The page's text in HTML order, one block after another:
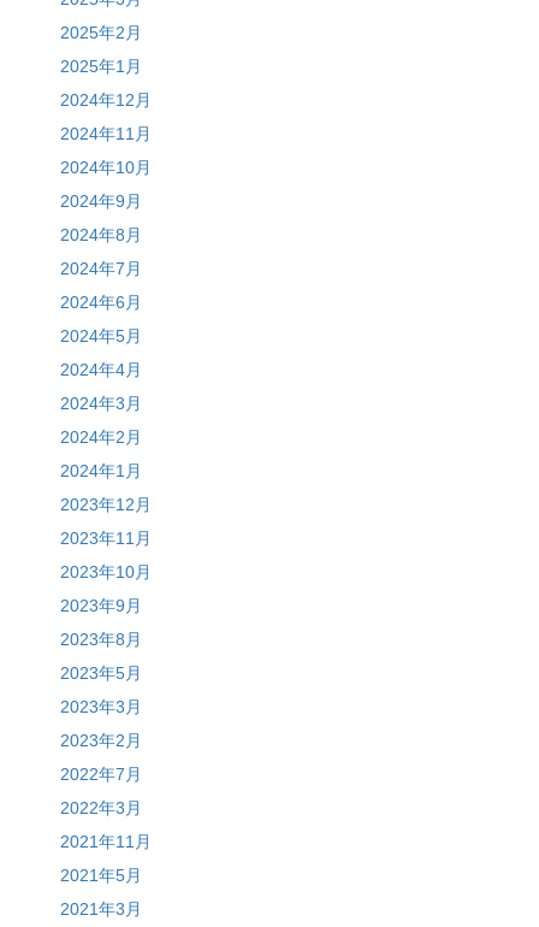
2025年2月
2025年1月
2024年12月
2024年11月
2024年10月
2024年9月
2024年8月
2024年7月
2024年6月
2024年5月
2024年4月
2024年3月
2024年2月
2024年1月
2023年12月
2023年11月
2023年10月
2023年9月
2023年8月
2023年5月
2023年3月
2023年2月
2022年7月
2022年3月
2021年11月
2021年5月
2021年3月